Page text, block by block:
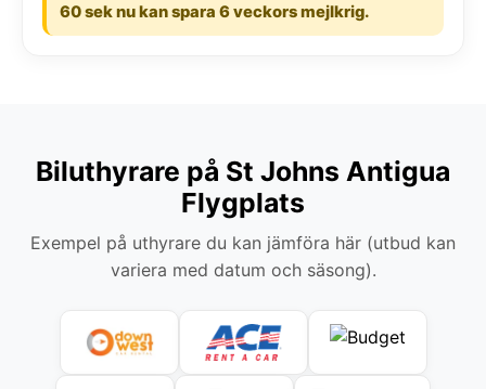
60 sek nu kan spara 6 veckors mejlkrig.
Biluthyrare på St Johns Antigua
Flygplats
Exempel på uthyrare du kan jämföra här (utbud kan
variera med datum och säsong).